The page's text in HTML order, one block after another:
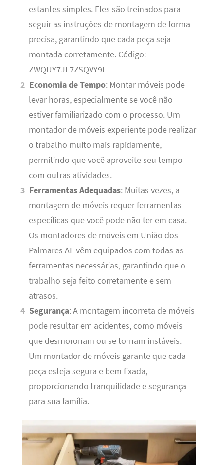
estantes simples. Eles são treinados para
seguir as instruções de montagem de forma
precisa, garantindo que cada peça seja
montada corretamente. Código:
ZWQUY7JL7ZSQVY9L.
Economia de Tempo: Montar móveis pode
levar horas, especialmente se você não
estiver familiarizado com o processo. Um
montador de móveis experiente pode realizar
o trabalho muito mais rapidamente,
permitindo que você aproveite seu tempo
com outras atividades.
Ferramentas Adequadas: Muitas vezes, a
montagem de móveis requer ferramentas
específicas que você pode não ter em casa.
Os montadores de móveis em União dos
Palmares AL vêm equipados com todas as
ferramentas necessárias, garantindo que o
trabalho seja feito corretamente e sem
atrasos.
Segurança: A montagem incorreta de móveis
pode resultar em acidentes, como móveis
que desmoronam ou se tornam instáveis.
Um montador de móveis garante que cada
peça esteja segura e bem fixada,
proporcionando tranquilidade e segurança
para sua família.